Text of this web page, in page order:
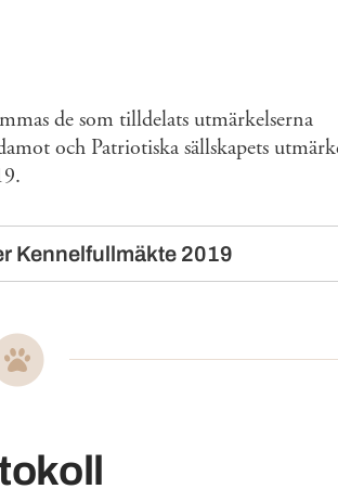
de som tilldelats utmärkelserna
och Patriotiska sällskapets
Kennelfullmäkte 2019